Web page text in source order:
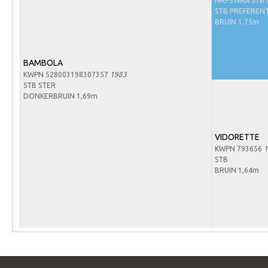
Zoek een NRPS paard
BAMBOLA
KWPN 528003198307357 1983
STB STER
DONKERBRUIN 1,69m
STB
BRUIN 1,75m
VIDORETTE
KWPN 793656
STB
BRUIN 1,64m